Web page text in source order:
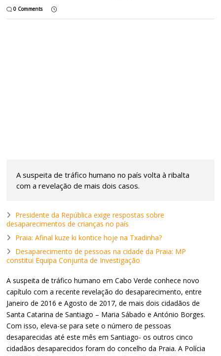
0 Comments
A suspeita de tráfico humano no país volta à ribalta
com a revelação de mais dois casos.
Presidente da República exige respostas sobre
desaparecimentos de crianças no país
Praia: Afinal kuze ki kontice hoje na Txadinha?
Desaparecimento de pessoas na cidade da Praia: MP
constitui Equipa Conjunta de Investigação
A suspeita de tráfico humano em Cabo Verde conhece novo
capítulo com a recente revelação do desaparecimento, entre
Janeiro de 2016 e Agosto de 2017, de mais dois cidadãos de
Santa Catarina de Santiago – Maria Sábado e António Borges.
Com isso, eleva-se para sete o número de pessoas
desaparecidas até este mês em Santiago- os outros cinco
cidadãos desaparecidos foram do concelho da Praia. A Polícia